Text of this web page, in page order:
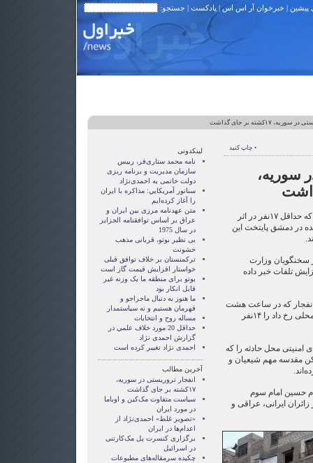
پیشین | خبرخوان آر اس اس| پادکست | جستجو:
۱۷کشته بر جای گذاشت
• چاپ کنید
سوریه،
تلویزیون دولتی سوریه اعلام کرد که حداقل ۱۷نفر در اثر
در دمشق پایتخت این
سخنگویان وزارت
تلفات خبر داده
انفجار که در ساعت هشت
و چهل و پنج دقیقه صبح به وقت محلی رخ داد را ۱۴نفر
امنیتی محل حادثه را که
مقدسه مهم شیعیان و
حسین امام سوم
ایرانی، عراقی و
لینکدونی
نامه محمد ستاری‌فر، رییس
سازمان مدیریت و برنامه ریزی
دولت خاتمی به احمدی‌نژاد
سناتور آمريکايي: مذاکره با ايران
را آغاز کرده‌ايم
متن عهدنامه مرزى بين ايران و
عراق بر اساس توافقنامه الجزاير
در سال 1975
بی نظیر بوتو، قربانی مذهب
خشونت
ترکمنستان بر خلاف توافق قبلی
خواستار افزایش قیمت گاز است
بوتو برای منطقه ما یک وزنه غیر
قابل انکار بود
ما هنوز به دنبال ماجراجو و
قهرمان هستيم و نه سياستمدار
مساله روح و انتخابات
حداقل 20 مورد خلاف علمي در
گزارش احمدی نژاد
احمدی نژاد تغییر کرده است
آخرین مطالب
انفجار تروریستی در سوریه،
۱۷کشته بر جای گذاشت
سیاست متفاوت مک‌کین و اوباما
در مورد ایران
«تصویر غلط» احمدی‌نژاد از
اعدام‌ها در ایران
برگزاری کنسرت پل مک‌کارتنی
در اسرائیل
چکیده سرمقاله‌های مطبوعات